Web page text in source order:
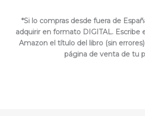
*Si lo compras desde fuera de
adquirir en formato DIGITAL. Escribe
Amazon el título del libro (sin
página de venta de tu